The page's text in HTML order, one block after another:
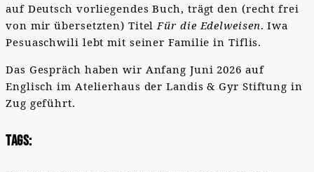
auf Deutsch vorliegendes Buch, trägt den (recht frei
von mir übersetzten) TitelFür die Edelweisen. Iwa
Pesuaschwili lebt mit seiner Familie in Tiflis.
Das Gespräch haben wir Anfang Juni 2026 auf
Englisch im Atelierhaus der Landis & Gyr Stiftung in
Zug geführt.
Tags: